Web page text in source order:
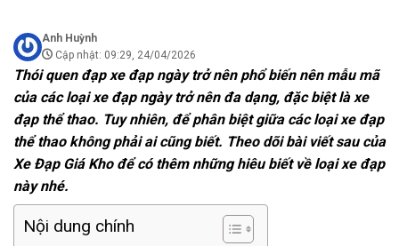
Anh Huỳnh
Cập nhật: 09:29, 24/04/2026
Thói quen đạp xe đạp ngày trở nên phổ biến nên mẫu mã
của các loại xe đạp ngày trở nên đa dạng, đặc biệt là xe
đạp thể thao. Tuy nhiên, để phân biệt giữa các loại xe đạp
thể thao không phải ai cũng biết. Theo dõi bài viết sau của
Xe Đạp Giá Khođể có thêm những hiêu biết về loại xe đạp
này nhé.
Nội dung chính